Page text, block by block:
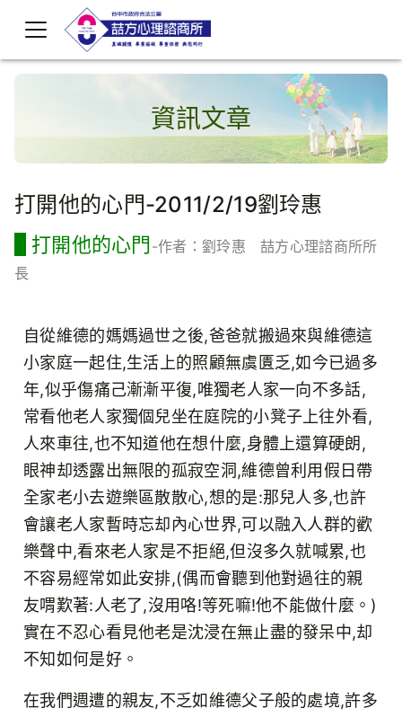
資訊文章
打開他的心門-2011/2/19劉玲惠
打開他的心門 -作者：劉玲惠 喆方心理諮商所所
長
自從維德的媽媽過世之後,爸爸就搬過來與維德這
小家庭一起住,生活上的照顧無虞匱乏,如今已過多
年,似乎傷痛己漸漸平復,唯獨老人家一向不多話,
常看他老人家獨個兒坐在庭院的小凳子上往外看,
人來車往,也不知道他在想什麼,身體上還算硬朗,
眼神却透露出無限的孤寂空洞,維德曾利用假日帶
全家老小去遊樂區散散心,想的是:那兒人多,也許
會讓老人家暫時忘却內心世界,可以融入人群的歡
樂聲中,看來老人家是不拒絕,但沒多久就喊累,也
不容易經常如此安排,(偶而會聽到他對過往的親
友喟歎著:人老了,沒用咯!等死嘛!他不能做什麼。)
實在不忍心看見他老是沈浸在無止盡的發呆中,却
不知如何是好。
在我們週遭的親友,不乏如維德父子般的處境,許多